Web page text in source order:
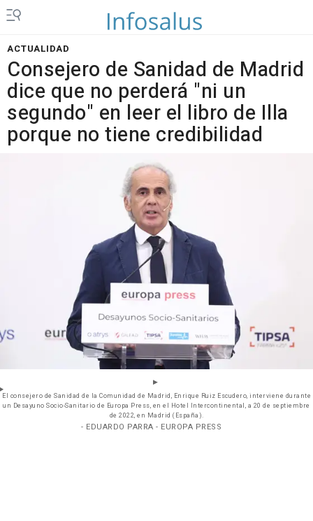
ACTUALIDAD
Consejero de Sanidad de Madrid
dice que no perderá "ni un
segundo" en leer el libro de Illa
porque no tiene credibilidad
El consejero de Sanidad de la Comunidad de Madrid, Enrique Ruiz Escudero, interviene durante
un Desayuno Socio-Sanitario de Europa Press, en el Hotel Intercontinental, a 20 de septiembre
de 2022, en Madrid (España).
- EDUARDO PARRA - EUROPA PRESS